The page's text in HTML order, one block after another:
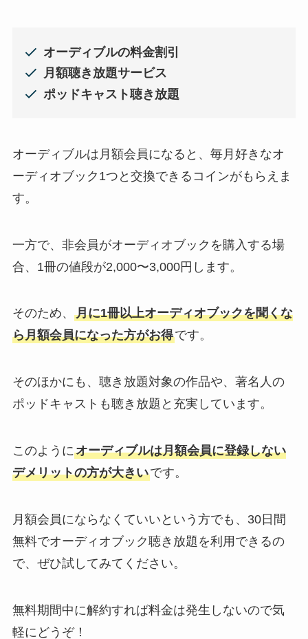
オーディブルの料金割引
月額聴き放題サービス
ポッドキャスト聴き放題
オーディブルは月額会員になると、毎月好きなオ
ーディオブック1つと交換できるコインがもらえま
す。
一方で、非会員がオーディオブックを購入する場
合、1冊の値段が2,000〜3,000円します。
そのため、 月に1冊以上オーディオブックを聞くな
ら月額会員になった方がお得です。
そのほかにも、聴き放題対象の作品や、著名人の
ポッドキャストも聴き放題と充実しています。
このようにオーディブルは月額会員に登録しない
デメリットの方が大きいです。
月額会員にならなくていいという方でも、30日間
無料でオーディオブック聴き放題を利用できるの
で、ぜひ試してみてください。
無料期間中に解約すれば料金は発生しないので気
軽にどうぞ！